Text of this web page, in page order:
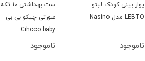
پوار بینی کودک لبتو
LEBTO مدل Nasino
ناموجود
ست بهداشتی 10 تکه
صورتی چیکو بی بی
Cihcco baby
ناموجود